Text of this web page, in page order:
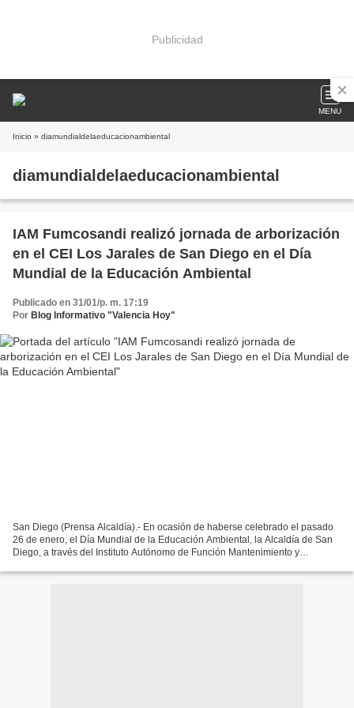
Publicidad
MENU
Inicio » diamundialdelaeducacionambiental
diamundialdelaeducacionambiental
IAM Fumcosandi realizó jornada de arborización
en el CEI Los Jarales de San Diego en el Día
Mundial de la Educación Ambiental
Publicado en 31/01/p. m. 17:19
Por Blog Informativo "Valencia Hoy"
San Diego (Prensa Alcaldía).- En ocasión de haberse celebrado el pasado
26 de enero, el Día Mundial de la Educación Ambiental, la Alcaldía de San
Diego, a través del Instituto Autónomo de Función Mantenimiento y